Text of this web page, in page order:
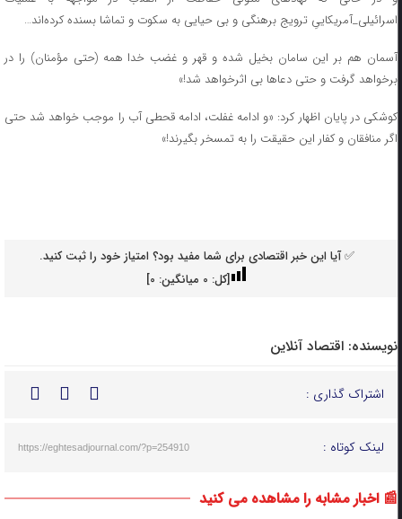
اسرائیلی_آمریکاییِ ترویج برهنگی و بی حیایی به سکوت و تماشا بسنده کرده‌اند…
آسمان هم بر این سامان بخیل شده و قهر و غضب خدا همه (حتی مؤمنان) را در
برخواهد گرفت و حتی دعا‌ها بی اثرخواهد شد!»
کوشکی در پایان اظهار کرد: «و ادامه غفلت، ادامه قحطی آب را موجب خواهد شد حتی
اگر منافقان و کفار این حقیقت را به تمسخر بگیرند!»
✅ آیا این خبر اقتصادی برای شما مفید بود؟ امتیاز خود را ثبت کنید.
[کل: 0میانگین: 0
]
نویسنده: اقتصاد آنلاین
اشتراک گذاری :
لینک کوتاه : https://eghtesadjournal.com/?p=254910
📰 اخبار مشابه را مشاهده می کنید